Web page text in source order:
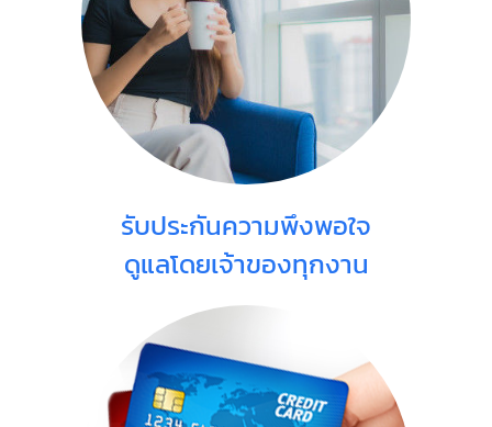
รับประกันความพึงพอใจ
ดูแลโดยเจ้าของทุกงาน